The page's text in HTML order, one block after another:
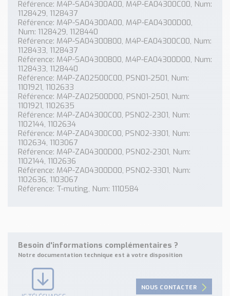
Référence: M4P-SA04300A00, M4P-EA04300C00, Num:
1128429, 1128437
Référence: M4P-SA04300A00, M4P-EA04300D00,
Num: 1128429, 1128440
Référence: M4P-SA04300B00, M4P-EA04300C00, Num:
1128433, 1128437
Référence: M4P-SA04300B00, M4P-EA04300D00, Num:
1128433, 1128440
Référence: M4P-ZA02500C00, PSN01-2501, Num:
1101921, 1102633
Référence: M4P-ZA02500D00, PSN01-2501, Num:
1101921, 1102635
Référence: M4P-ZA04300C00, PSN02-2301, Num:
1102144, 1102634
Référence: M4P-ZA04300C00, PSN02-3301, Num:
1102634, 1103067
Référence: M4P-ZA04300D00, PSN02-2301, Num:
1102144, 1102636
Référence: M4P-ZA04300D00, PSN02-3301, Num:
1102636, 1103067
Référence: T-muting, Num: 1110584
Besoin d'informations complémentaires ?
Notre documentation technique est à votre disposition
NOUS CONTACTER